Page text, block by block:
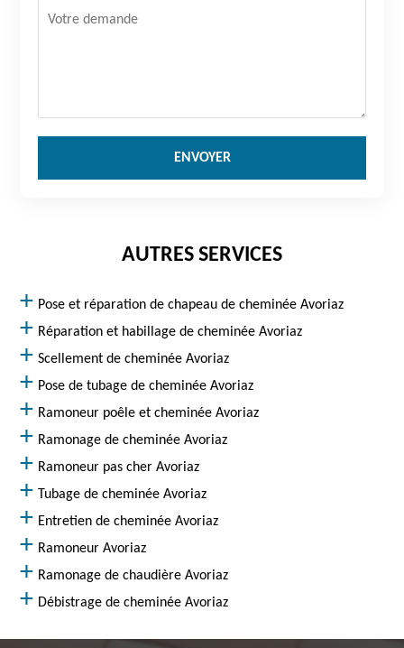
AUTRES SERVICES
Pose et réparation de chapeau de cheminée Avoriaz
Réparation et habillage de cheminée Avoriaz
Scellement de cheminée Avoriaz
Pose de tubage de cheminée Avoriaz
Ramoneur poêle et cheminée Avoriaz
Ramonage de cheminée Avoriaz
Ramoneur pas cher Avoriaz
Tubage de cheminée Avoriaz
Entretien de cheminée Avoriaz
Ramoneur Avoriaz
Ramonage de chaudière Avoriaz
Débistrage de cheminée Avoriaz